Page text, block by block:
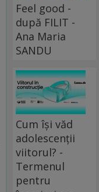
Feel good -
după FILIT -
Ana Maria
SANDU
Cum își văd
adolescenții
viitorul? -
Termenul
pentru